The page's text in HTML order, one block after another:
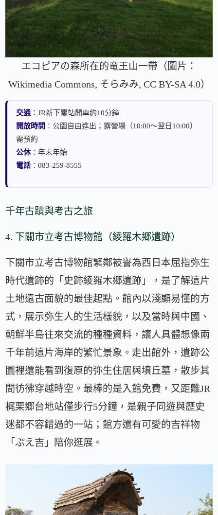
エコピアの森所在的竜王山一帶（圖片：
Wikimedia Commons, そらみみ, CC BY-SA 4.0）
交通 ：JR新下關站開車約10分鐘
開放時間 ：公園自由進出；露營場（10:00～翌日10:00）
需預約
公休：年末年始
電話 ：083-259-8555
千年古蹟與考古之旅
4. 下關市立考古博物館（綾羅木郷遺跡）
下關市立考古博物館緊鄰被譽為西日本屈指弥生
時代遺跡的「史跡綾羅木郷遺跡」，是了解這片
土地遠古面貌的最佳起點。館內以淺顯易懂的方
式，展示弥生人的生活樣貌，以及當時與中國、
朝鮮半島往來交流的種種資料，讓人具體想像兩
千年前這片海岸的繁忙景象。走出館外，遺跡公
園裡還能看到復原的弥生住居與墳丘墓，散步其
間彷彿穿越時空。最棒的是入館免費，又距離JR
梶栗郷台地站僅步行5分鐘，是親子同遊與歷史
迷都不容錯過的一站；館方還有可愛的吉祥物
「ぷえ吉」陪你逛展。